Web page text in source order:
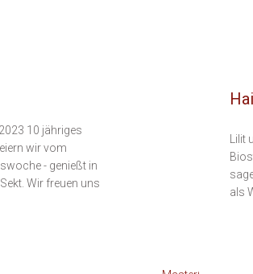
10 jähriges
wir vom
- genießt in
Wir freuen uns
als